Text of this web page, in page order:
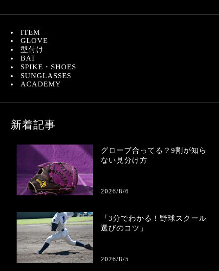
ITEM
GLOVE
型付け
BAT
SPIKE・SHOES
SUNGLASSES
ACADEMY
新着記事
グローブ合ってる？9割が知ら
ない見分け方
2026/8/6
「3分でわかる！野球スクール
選びのコツ」
2026/8/5